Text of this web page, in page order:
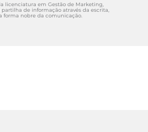
licenciatura em Gestão de Marketing,
de informação através da escrita,
forma nobre da comunicação.